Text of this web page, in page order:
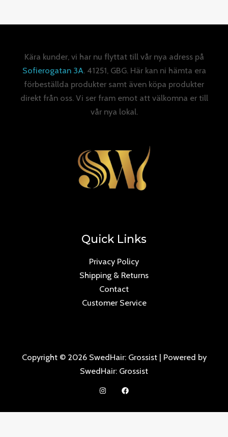
Kära kunder, vi har nu flyttat till vår nya adress på
Sofierogatan 3A. 41251, GBG. Här kan ni hämta era
förbeställda produkter samt även köpa produkter
direkt från oss. Vi ser fram emot att välkomna er till
vår nya lokal.
Quick Links
Privacy Policy
Shipping & Returns
Contact
Customer Service
Copyright © 2026 SwedHair: Grossist | Powered by
SwedHair: Grossist